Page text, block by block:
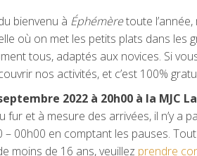
bienvenu à Éphémèretoute
où on met les petits plats dans les
tous, adaptés aux novices. Si
nos activités, et c’est 100%
2022 à 20h00 à la MJC
fur et à mesure des arrivées, il n’y a
00h00 en comptant les pauses.
moins de 16 ans, veuillez prendre